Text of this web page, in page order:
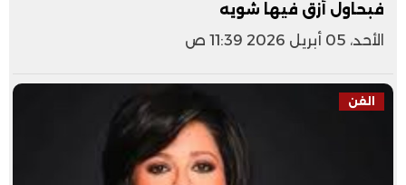
فبحاول أزق فيها شويه
الأحد، 05 أبريل 2026 11:39 ص
الفن